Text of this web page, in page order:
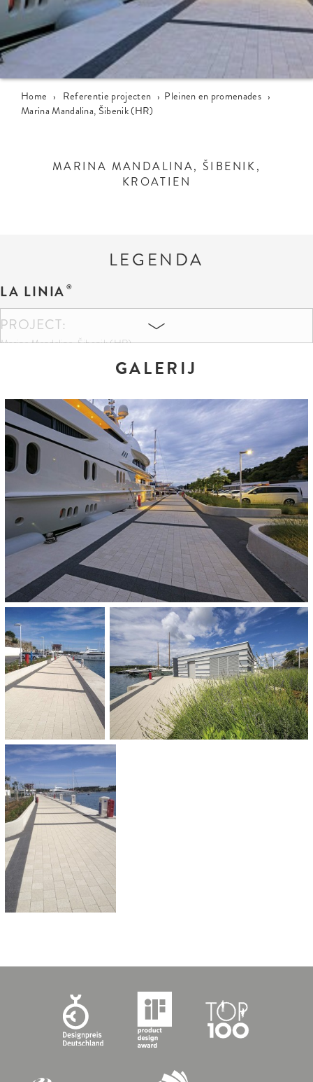
Home › Referentie projecten › Pleinen en promenades ›
Marina Mandalina, Šibenik (HR)
MARINA MANDALINA, ŠIBENIK,
KROATIEN
LEGENDA
LA LINIA
PROJECT:
Marina Mandalina, Šibenik (HR)
KLEUREN EN FORMATEN:
Basaltanthrazit
Sandbeige
CATEGORIE:
Pleinen en promenades
GALERIJ